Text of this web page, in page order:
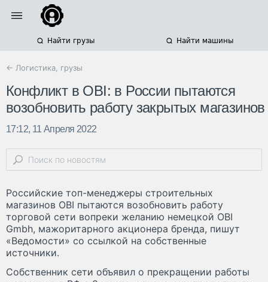
Найти грузы Найти машины
← Логистика, грузы
Конфликт в OBI: в России пытаются
возобновить работу закрытых магазинов
17:12, 11 Апреля 2022
Российские топ-менеджеры строительных
магазинов OBI пытаются возобновить работу
торговой сети вопреки желанию немецкой OBI
Gmbh, мажоритарного акционера бренда, пишут
«Ведомости» со ссылкой на собственные
источники.
Собственник сети объявил о прекращении работы